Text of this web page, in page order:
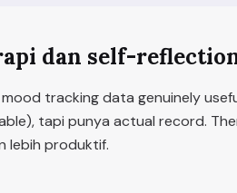
dan self-
tracking data genuinely
tapi punya actual record.
lebih produktif.